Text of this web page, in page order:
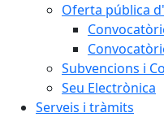
Oferta pública
Subvencions i
Seu Electrònica
Serveis i tràmits